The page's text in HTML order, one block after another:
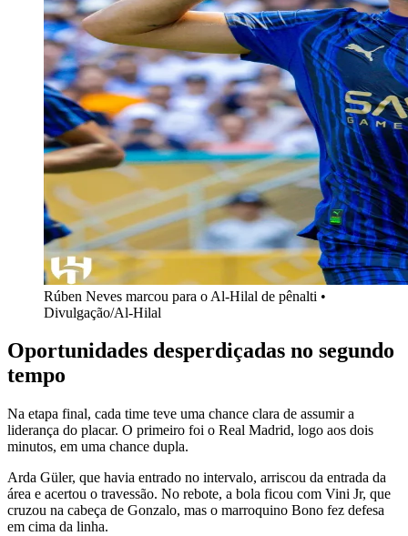
Rúben Neves marcou para o Al-Hilal de pênalti •
Divulgação/Al-Hilal
Oportunidades desperdiçadas no segundo
tempo
Na etapa final, cada time teve uma chance clara de assumir a
liderança do placar. O primeiro foi o Real Madrid, logo aos dois
minutos, em uma chance dupla.
Arda Güler, que havia entrado no intervalo, arriscou da entrada da
área e acertou o travessão. No rebote, a bola ficou com Vini Jr, que
cruzou na cabeça de Gonzalo, mas o marroquino Bono fez defesa
em cima da linha.